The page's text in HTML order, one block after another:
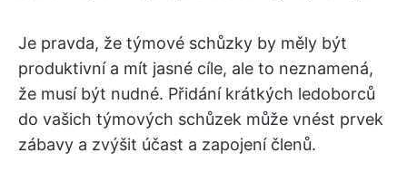
Je pravda, že týmové schůzky by měly být
produktivní a mít jasné cíle, ale to neznamená,
že musí být nudné. Přidání krátkých ledoborců
do vašich týmových schůzek může vnést prvek
zábavy a zvýšit účast a zapojení členů.